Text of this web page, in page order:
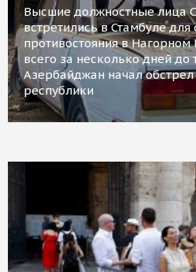
Высшие должностные лица
встретились в Стамбуле
противостояния в Нагорном
всего за несколько дней до
Азербайджан начал
республики